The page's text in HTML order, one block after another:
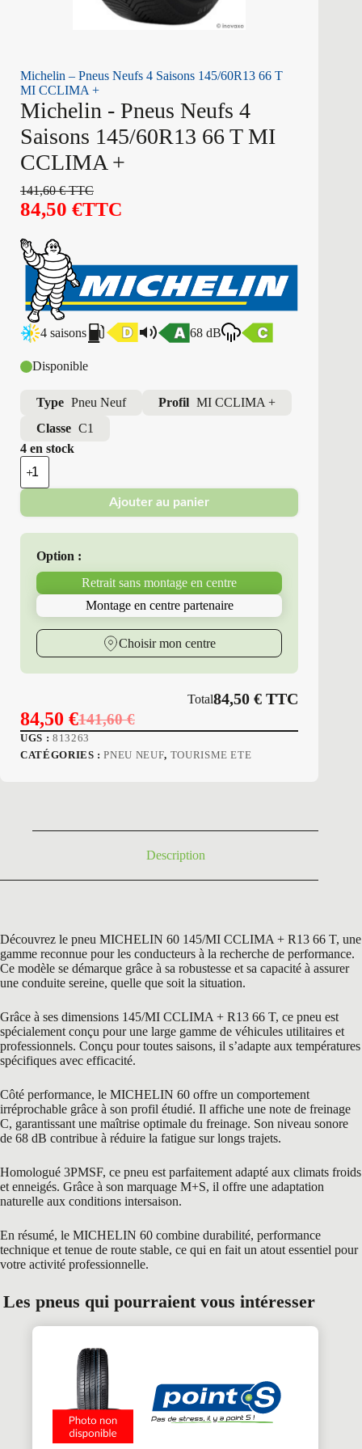
Michelin – Pneus Neufs 4 Saisons 145/60R13 66 T
MI CCLIMA +
Michelin - Pneus Neufs 4
Saisons 145/60R13 66 T MI
CCLIMA +
141,60€TTC
84,50 €TTC
4 saisons 68 dB
Disponible
Type Pneu Neuf Profil MI CCLIMA +
Classe C1
4 en stock
quantité
de
Michelin
Pneus
Neufs
Saisons
145/60R13
CCLIMA
Ajouter au panier
Option :
Retrait sans montage en centre
Montage en centre partenaire
Choisir mon centre
Total84,50€ TTC
141,60€
Le
prix
84,50 €Le
prix
UGS : 813263
CATÉGORIES :PNEU NEUF, TOURISME ETE
Description
Découvrez le pneu MICHELIN 60 145/MI CCLIMA + R13 66 T, une
gamme reconnue pour les conducteurs à la recherche de performance.
Ce modèle se démarque grâce à sa robustesse et sa capacité à assurer
une conduite sereine, quelle que soit la situation.
Grâce à ses dimensions 145/MI CCLIMA + R13 66 T, ce pneu est
spécialement conçu pour une large gamme de véhicules utilitaires et
professionnels. Conçu pour toutes saisons, il s’adapte aux températures
spécifiques avec efficacité.
Côté performance, le MICHELIN 60 offre un comportement
irréprochable grâce à son profil étudié. Il affiche une note de freinage
C, garantissant une maîtrise optimale du freinage. Son niveau sonore
de 68 dB contribue à réduire la fatigue sur longs trajets.
Homologué 3PMSF, ce pneu est parfaitement adapté aux climats froids
et enneigés. Grâce à son marquage M+S, il offre une adaptation
naturelle aux conditions intersaison.
En résumé, le MICHELIN 60 combine durabilité, performance
technique et tenue de route stable, ce qui en fait un atout essentiel pour
votre activité professionnelle.
Les pneus qui pourraient vous intéresser